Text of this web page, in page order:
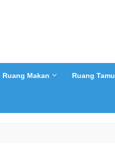
Ruang Makan Ruang Tamu